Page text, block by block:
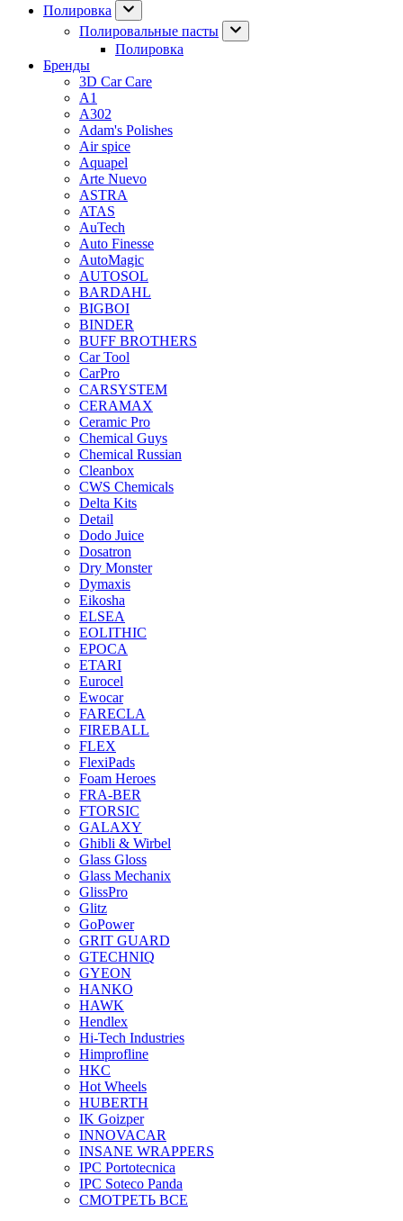
Полировка
Полировальные пасты
Полировка
Бренды
3D Car Care
A1
A302
Adam's Polishes
Air spice
Aquapel
Arte Nuevo
ASTRA
ATAS
AuTech
Auto Finesse
AutoMagic
AUTOSOL
BARDAHL
BIGBOI
BINDER
BUFF BROTHERS
Car Tool
CarPro
CARSYSTEM
CERAMAX
Ceramic Pro
Chemical Guys
Chemical Russian
Cleanbox
CWS Chemicals
Delta Kits
Detail
Dodo Juice
Dosatron
Dry Monster
Dymaxis
Eikosha
ELSEA
EOLITHIC
EPOCA
ETARI
Eurocel
Ewocar
FARECLA
FIREBALL
FLEX
FlexiPads
Foam Heroes
FRA-BER
FTORSIC
GALAXY
Ghibli & Wirbel
Glass Gloss
Glass Mechanix
GlissPro
Glitz
GoPower
GRIT GUARD
GTECHNIQ
GYEON
HANKO
HAWK
Hendlex
Hi-Tech Industries
Himprofline
HKC
Hot Wheels
HUBERTH
IK Goizper
INNOVACAR
INSANE WRAPPERS
IPC Portotecnica
IPC Soteco Panda
СМОТРЕТЬ ВСЕ